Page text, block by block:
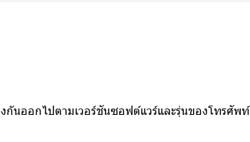
นออกไปตามเวอร์ชันซอฟต์แวร์และรุ่นของโทรศัพท์